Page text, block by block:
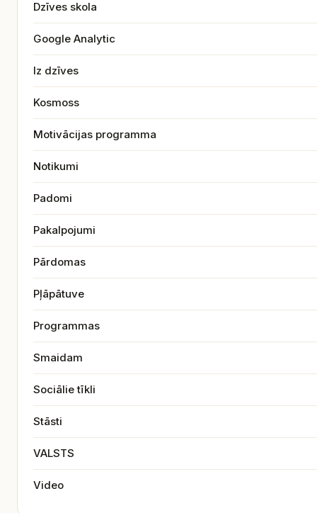
Dzīves skola
Google Analytic
Iz dzīves
Kosmoss
Motivācijas programma
Notikumi
Padomi
Pakalpojumi
Pārdomas
Pļāpātuve
Programmas
Smaidam
Sociālie tīkli
Stāsti
VALSTS
Video